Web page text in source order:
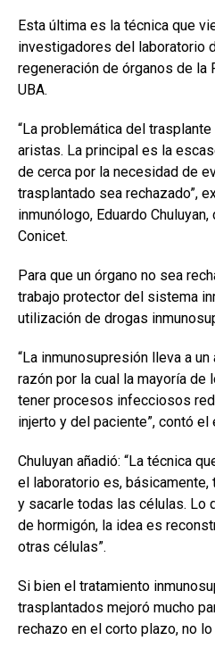
Esta última es la técnica que
investigadores del laboratorio
regeneración de órganos de la
UBA.
“La problemática del
aristas. La principal es la
de cerca por la necesidad de
trasplantado sea rechazado”,
inmunólogo, Eduardo
Conicet.
Para que un órgano no sea
trabajo protector del sistema
utilización de drogas
“La inmunosupresión lleva a
razón por la cual la mayoría
tener procesos infecciosos
injerto y del paciente”, contó el
Chuluyan añadió: “La técnica
el laboratorio es, básicamente,
y sacarle todas las células. Lo
de hormigón, la idea es
otras células”.
Si bien el tratamiento
trasplantados mejoró mucho
rechazo en el corto plazo, no